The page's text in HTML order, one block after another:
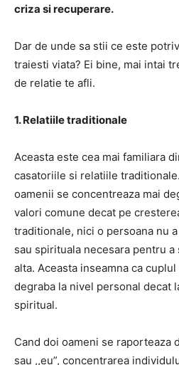
criza si recuperare.
Dar de unde sa stii ce este
traiesti viata? Ei bine, mai intai
de relatie te afli.
1. Relatiile traditionale
Aceasta este cea mai familiara
casatoriile si relatiile
oamenii se concentreaza mai
valori comune decat pe
traditionale, nici o persoana nu
sau spirituala necesara pentru
alta. Aceasta inseamna ca
degraba la nivel personal decat
spiritual.
Cand doi oameni se raporteaza
sau ,,eu”, concentrarea